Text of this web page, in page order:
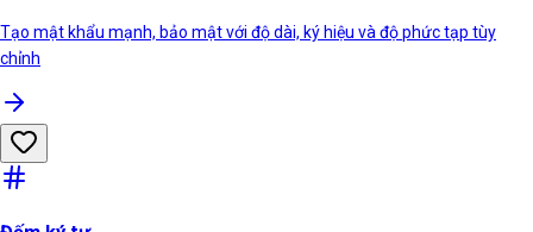
Tạo mật khẩu mạnh, bảo mật với độ dài, ký hiệu và độ phức tạp tùy
chỉnh